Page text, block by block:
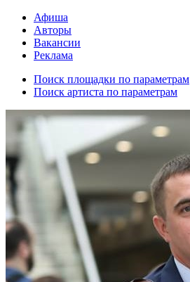
Афиша
Авторы
Вакансии
Реклама
Поиск площадки по параметрам
Поиск артиста по параметрам